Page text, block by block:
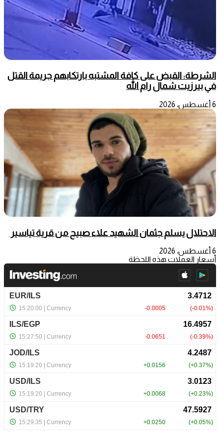
الشرطة: القبض على كافة المشتبه بارتكابهم جريمة القتل
في بيرزيت شمال رام الله
6 أغسطس، 2026
الاحتلال يسلم جثمان الشهيد علاء صبيح من قرية تياسير
6 أغسطس، 2026
أسعار العملات هذه اللحظة